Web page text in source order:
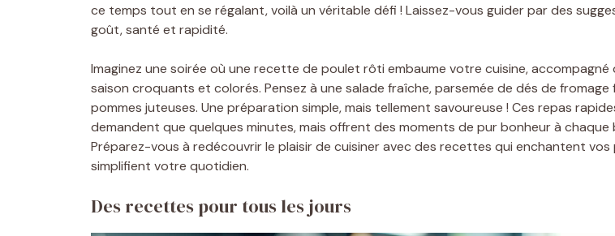
ce temps tout en se régalant, voilà un véritable défi ! Laissez-vous guider par des
goût, santé et rapidité.
Imaginez une soirée où une recette de poulet rôti embaume votre cuisine, accompagné
saison croquants et colorés. Pensez à une salade fraîche, parsemée de dés de
pommes juteuses. Une préparation simple, mais tellement savoureuse ! Ces repas
demandent que quelques minutes, mais offrent des moments de pur bonheur à chaque
Préparez-vous à redécouvrir le plaisir de cuisiner avec des recettes qui enchantent vos
simplifient votre quotidien.
Des recettes pour tous les jours